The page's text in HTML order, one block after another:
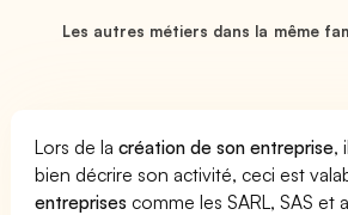
Les autres métiers dans la même
Lors de lacréation de son entreprise,
bien décrire son activité, ceci est
entreprises comme les SARL, SAS et